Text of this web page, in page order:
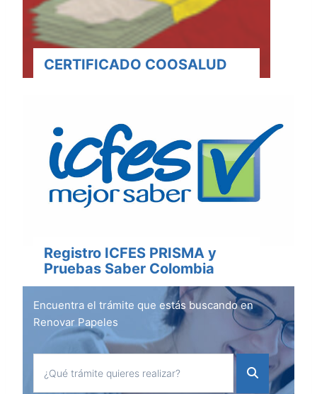
CERTIFICADO COOSALUD
Registro ICFES PRISMA y
Pruebas Saber Colombia
Encuentra el trámite que estás buscando en
Renovar Papeles